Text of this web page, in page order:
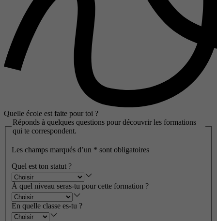
Quelle école est faite pour toi ?
Réponds à quelques questions pour découvrir les formations
qui te correspondent.
Les champs marqués d’un * sont obligatoires
Quel est ton statut ?
À quel niveau seras-tu pour cette formation ?
En quelle classe es-tu ?